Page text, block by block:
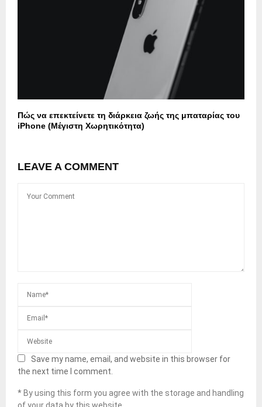
Πώς να επεκτείνετε τη διάρκεια ζωής της μπαταρίας του
iPhone (Μέγιστη Χωρητικότητα)
LEAVE A COMMENT
Save my name, email, and website in this browser for
the next time I comment.
* By using this form you agree with the storage and handling